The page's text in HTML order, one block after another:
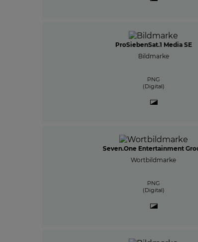
ProSiebenSat.1 Media SE
Bildmarke
PNG
(Digital)
Seven.One Entertainment
Wortbildmarke
PNG
(Digital)